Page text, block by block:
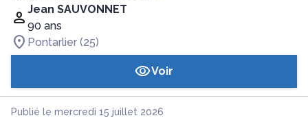
Jean SAUVONNET
90 ans
Pontarlier (25)
Voir
Publié le mercredi 15 juillet 2026